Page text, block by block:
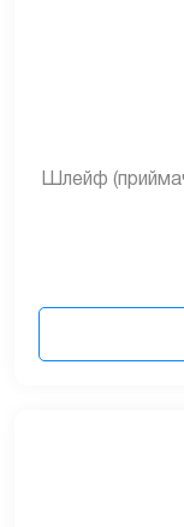
Шлейф